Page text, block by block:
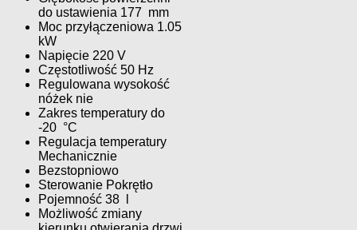
do ustawienia 177 mm
Moc przyłączeniowa 1.05
kW
Napięcie 220 V
Częstotliwość 50 Hz
Regulowana wysokość
nóżek nie
Zakres temperatury do
-20 °C
Regulacja temperatury
Mechanicznie
Bezstopniowo
Sterowanie Pokrętło
Pojemność 38 l
Możliwość zmiany